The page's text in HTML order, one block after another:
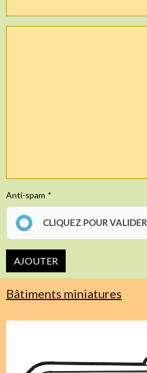
Anti-spam
CLIQUEZ POUR VALIDER
AJOUTER
Bâtiments miniatures